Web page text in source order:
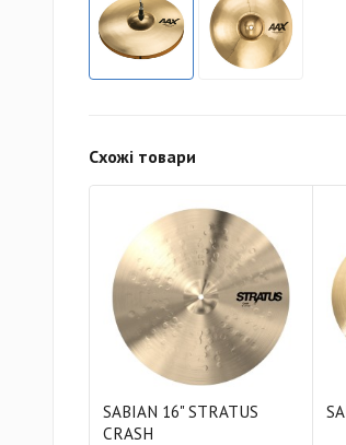
Схожі товари
SABIAN 16" STRATUS
CRASH